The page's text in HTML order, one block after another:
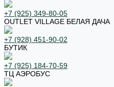
+7 (925) 349-80-05
OUTLET VILLAGE БЕЛАЯ ДАЧА
+7 (928) 451-90-02
БУТИК
+7 (925) 184-70-59
ТЦ АЭРОБУС